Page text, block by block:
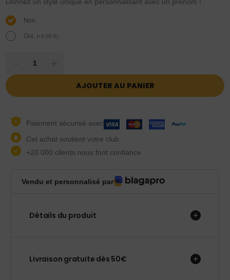
Donnez un style unique en personnalisant avec un prénom !
Non
Oui. (+5,00€)
AJOUTER AU PANIER
Paiement sécurisé avec
Cet achat soutient votre club
+20 000 clients nous font confiance
Vendu et personnalisé par
Détails du produit
Livraison gratuite dès 50€